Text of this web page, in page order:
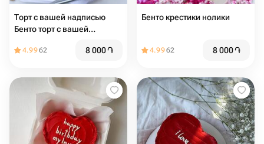
Торт с вашей надписью
Бенто торт с вашей
4.9962 8 000֏
Бенто крестики нолики
4.9962 8 000֏